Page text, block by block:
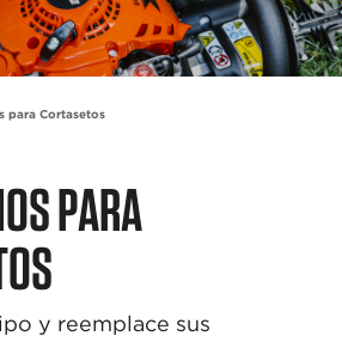
para Cortasetos
PARA
y reemplace sus